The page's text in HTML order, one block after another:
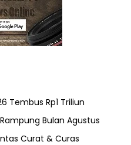
Tembus Rp1 Triliun
Bulan Agustus
Curat & Curas